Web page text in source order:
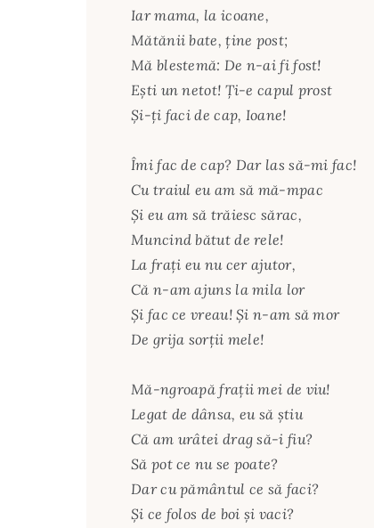
Iar mama, la icoane,
Mătănii bate, ţine post;
Mă blestemă: De n-ai fi fost!
Eşti un netot! Ţi-e capul prost
Şi-ţi faci de cap, Ioane!
Îmi fac de cap? Dar las să-mi fac!
Cu traiul eu am să mă-mpac
Şi eu am să trăiesc sărac,
Muncind bătut de rele!
La fraţi eu nu cer ajutor,
Că n-am ajuns la mila lor
Şi fac ce vreau! Şi n-am să mor
De grija sorţii mele!
Mă-ngroapă fraţii mei de viu!
Legat de dânsa, eu să ştiu
Că am urâtei drag să-i fiu?
Să pot ce nu se poate?
Dar cu pământul ce să faci?
Şi ce folos de boi şi vaci?